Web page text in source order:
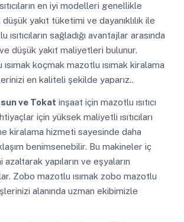
en iyi modelleri genellikle
yakıt tüketimi ve dayanıklılık ile
ısıtıcıların sağladığı avantajlar arasında
düşük yakıt maliyetleri bulunur.
koçmak mazotlu ısımak kiralama
en kaliteli şekilde yaparız..
ve Tokat inşaat için mazotlu ısıtıcı
için yüksek maliyetli ısıtıcıları
kiralama hizmeti sayesinde daha
benimsenebilir. Bu makineler iç
yapıların ve eşyaların
Zobo mazotlu ısımak zobo mazotlu
alanında uzman ekibimizle